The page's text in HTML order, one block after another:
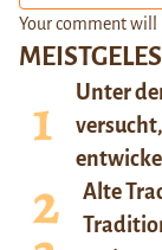
Unter
Alte
Your comment will